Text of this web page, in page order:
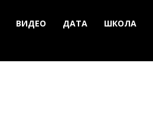
ВИДЕО ДАТА ШКОЛА